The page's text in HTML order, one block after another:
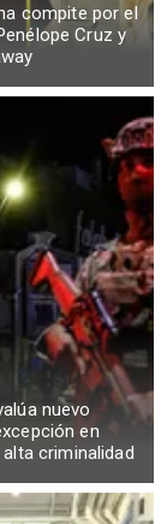
compite por el
Cruz y
nuevo
en
criminalidad